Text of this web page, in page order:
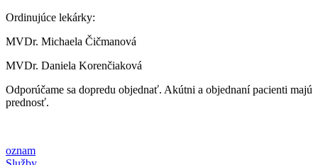
Ordinujúce lekárky:
MVDr. Michaela Čičmanová
MVDr. Daniela Korenčiaková
Odporúčame sa dopredu objednať. Akútni a objednaní pacienti majú
prednosť.
oznam